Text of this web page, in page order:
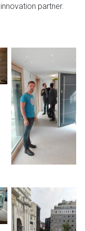
partner.